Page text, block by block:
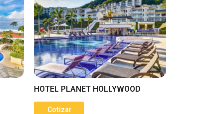
HOTEL PLANET HOLLYWOOD
Cotizar